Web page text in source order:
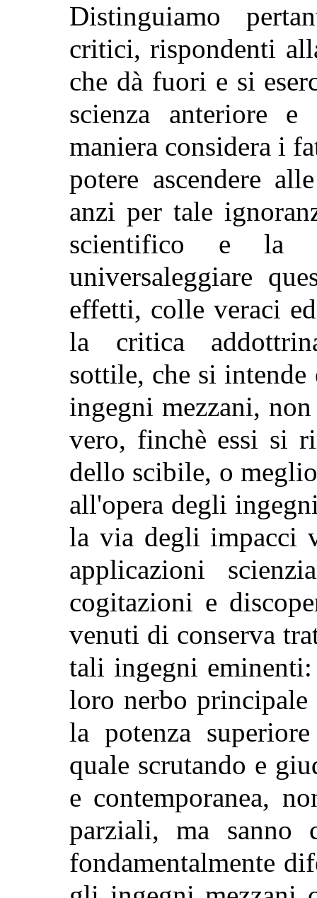
Distinguiamo
critici, rispondenti
che dà fuori e si
scienza anteriore e
maniera considera i
potere ascendere
anzi per tale
scientifico e la
universaleggiare
effetti, colle veraci
la critica
sottile, che si intende
ingegni mezzani,
vero, finchè essi si
dello scibile, o
all'opera degli
la via degli impacci
applicazioni
cogitazioni e
venuti di conserva
tali ingegni
loro nerbo
la potenza
quale scrutando e
e contemporanea,
parziali, ma
fondamentalmente